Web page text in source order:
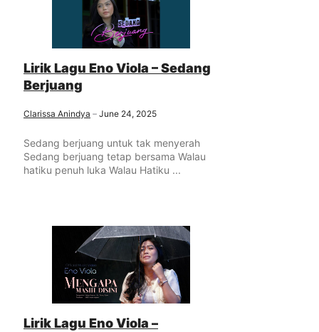
Lirik Lagu Eno Viola – Sedang
Berjuang
Clarissa Anindya June 24, 2025
Sedang berjuang untuk tak menyerah
Sedang berjuang tetap bersama Walau
hatiku penuh luka Walau Hatiku ...
Lirik Lagu Eno Viola –